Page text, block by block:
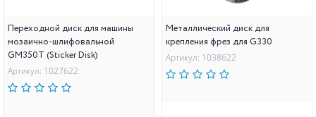
Переходной диск для машины
мозаично-шлифовальной
GM350T (Sticker Disk)
Артикул: 1027622
Металлический диск для
крепления фрез для G330
Артикул: 1038622